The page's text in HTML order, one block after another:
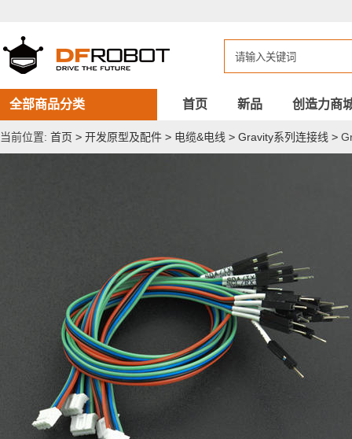
杜
邦
公
头
带
I2C&UART
标
识
全部商品分类 首页 新品 创造力商
当前位置: 首页 > 开发原型及配件 > 电缆&电线 > Gravity系列连接线 >